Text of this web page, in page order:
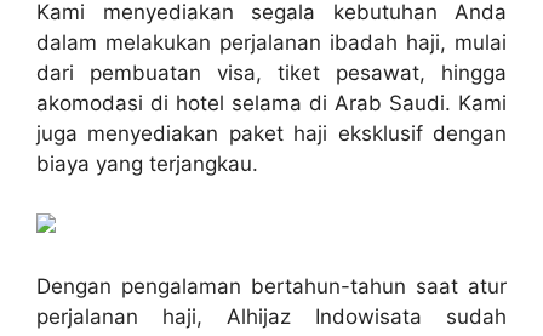
Kami menyediakan segala kebutuhan Anda
dalam melakukan perjalanan ibadah haji, mulai
dari pembuatan visa, tiket pesawat, hingga
akomodasi di hotel selama di Arab Saudi. Kami
juga menyediakan paket haji eksklusif dengan
biaya yang terjangkau.
Dengan pengalaman bertahun-tahun saat atur
perjalanan haji, Alhijaz Indowisata sudah